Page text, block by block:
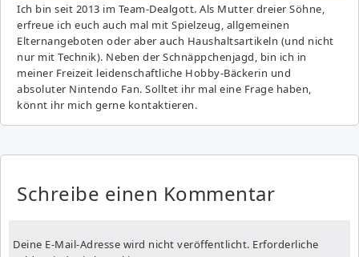
Ich bin seit 2013 im Team-Dealgott. Als Mutter dreier Söhne,
erfreue ich euch auch mal mit Spielzeug, allgemeinen
Elternangeboten oder aber auch Haushaltsartikeln (und nicht
nur mit Technik). Neben der Schnäppchenjagd, bin ich in
meiner Freizeit leidenschaftliche Hobby-Bäckerin und
absoluter Nintendo Fan. Solltet ihr mal eine Frage haben,
könnt ihr mich gerne kontaktieren.
Schreibe einen Kommentar
Deine E-Mail-Adresse wird nicht veröffentlicht. Erforderliche